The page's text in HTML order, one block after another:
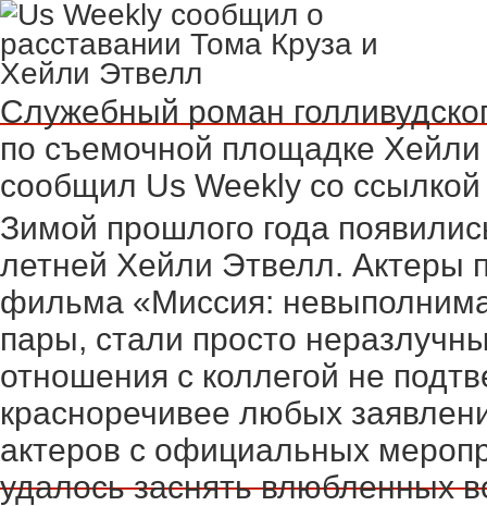
Служебный роман
по съемочной площадке
сообщил Us Weekly со
Зимой прошлого года
летней Хейли Этвелл. Актеры
фильма «Миссия:
пары, стали просто
отношения с коллегой не
красноречивее любых
актеров с официальных
удалось заснять влюбленных